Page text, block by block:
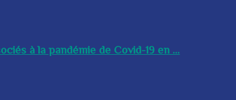
à la pandémie de Covid-19 en ...